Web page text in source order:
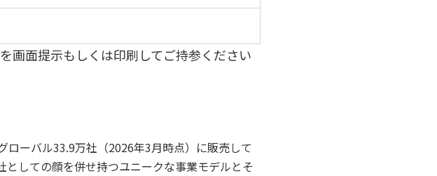
画面提示もしくは印刷してご持参ください
ーバル33.9万社（2026年3月時点）に販売して
しての顔を併せ持つユニークな事業モデルとそ